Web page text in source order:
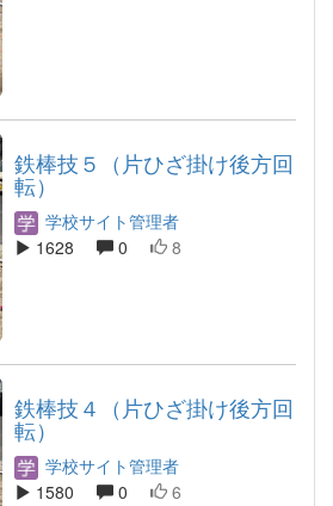
鉄棒技５（片ひざ掛け後方回
転）
学校サイト管理者
1628
0 8
鉄棒技４（片ひざ掛け後方回
転）
学校サイト管理者
1580
0 6